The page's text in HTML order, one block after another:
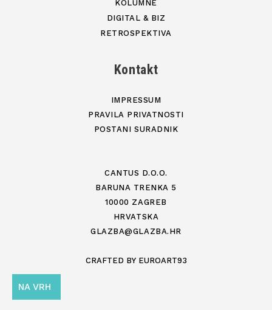
KOLUMNE
DIGITAL & BIZ
RETROSPEKTIVA
Kontakt
IMPRESSUM
PRAVILA PRIVATNOSTI
POSTANI SURADNIK
CANTUS D.O.O.
BARUNA TRENKA 5
10000 ZAGREB
HRVATSKA
GLAZBA@GLAZBA.HR
CRAFTED BY EUROART93
NA VRH